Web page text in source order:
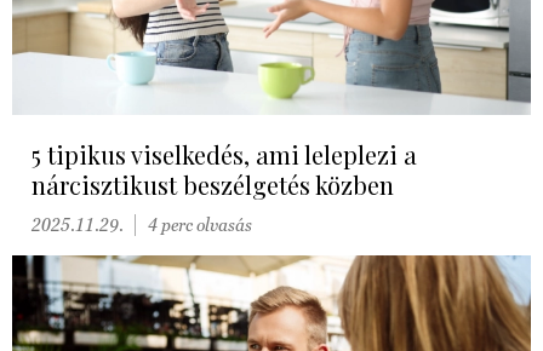
5 tipikus viselkedés, ami leleplezi a
nárcisztikust beszélgetés közben
2025.11.29. 4 perc olvasás